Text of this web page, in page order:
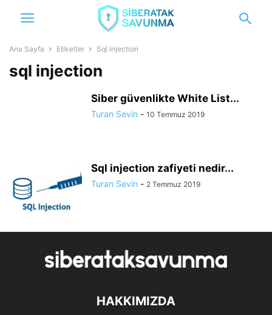
Ana Sayfa Etiketler Sql injection
sql injection
Siber güvenlikte White List...
Turan Sevin - 10 Temmuz 2019
Sql injection zafiyeti nedir...
Turan Sevin - 2 Temmuz 2019
HAKKIMIZDA